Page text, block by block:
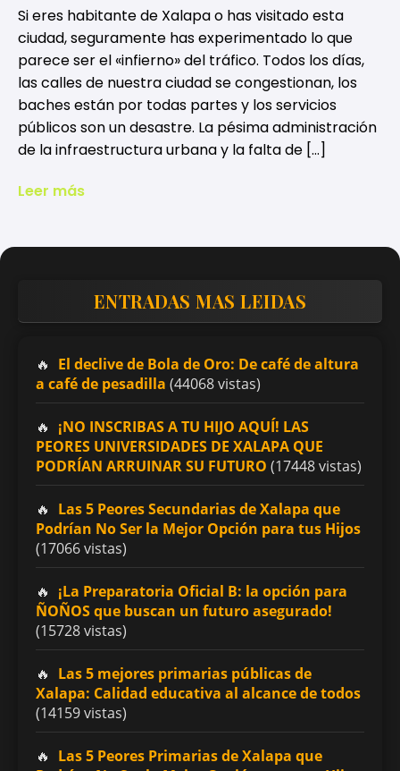
Si eres habitante de Xalapa o has visitado esta
ciudad, seguramente has experimentado lo que
parece ser el «infierno» del tráfico. Todos los días,
las calles de nuestra ciudad se congestionan, los
baches están por todas partes y los servicios
públicos son un desastre. La pésima administración
de la infraestructura urbana y la falta de […]
Leer más
ENTRADAS MAS LEIDAS
El declive de Bola de Oro: De café de altura
a café de pesadilla (44068 vistas)
¡NO INSCRIBAS A TU HIJO AQUÍ! LAS
PEORES UNIVERSIDADES DE XALAPA QUE
PODRÍAN ARRUINAR SU FUTURO (17448 vistas)
Las 5 Peores Secundarias de Xalapa que
Podrían No Ser la Mejor Opción para tus Hijos
(17066 vistas)
¡La Preparatoria Oficial B: la opción para
ÑOÑOS que buscan un futuro asegurado!
(15728 vistas)
Las 5 mejores primarias públicas de
Xalapa: Calidad educativa al alcance de todos
(14159 vistas)
Las 5 Peores Primarias de Xalapa que